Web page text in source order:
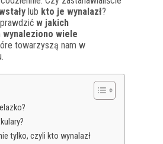
lub kto je wynalazł?
w jakich
wiele
towarzyszą nam w
tylko, czyli kto wynalazł